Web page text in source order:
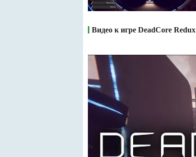
Видео к игре DeadCore Redux